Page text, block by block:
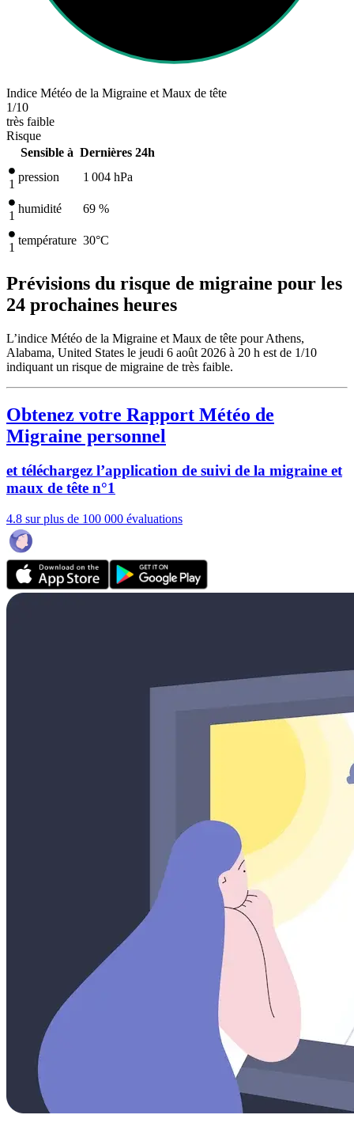
Indice Météo de la Migraine et Maux de tête
1/10
très faible
Risque
Sensible à Dernières 24h
1
pression 1 004 hPa
1
humidité 69 %
1
température 30°C
Prévisions du risque de migraine pour les
24 prochaines heures
L’indice Météo de la Migraine et Maux de tête pour Athens,
Alabama, United States le jeudi 6 août 2026 à 20 h est de 1/10
indiquant un risque de migraine de très faible.
Obtenez votre Rapport Météo de
Migraine personnel
et téléchargez l’application de suivi de la migraine et
maux de tête n°1
4.8 sur plus de 100 000 évaluations